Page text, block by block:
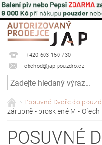
+420 603 150 730
obchod@jap-pouzdro.cz
Posuvné Dveře do
zárubně - prosklené M - Ořech
POSUVNÉ